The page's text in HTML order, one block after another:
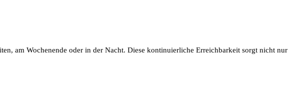
am Wochenende oder in der Nacht. Diese kontinuierliche Erreichbarkeit sorgt nicht nur